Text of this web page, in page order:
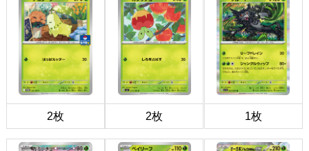
2枚 2枚 1枚